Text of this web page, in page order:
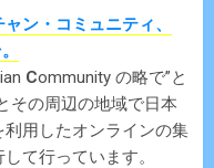
ン・コミュニティ、
Community の略で”と
その周辺の地域で日本
用したオンラインの集
て行っています。